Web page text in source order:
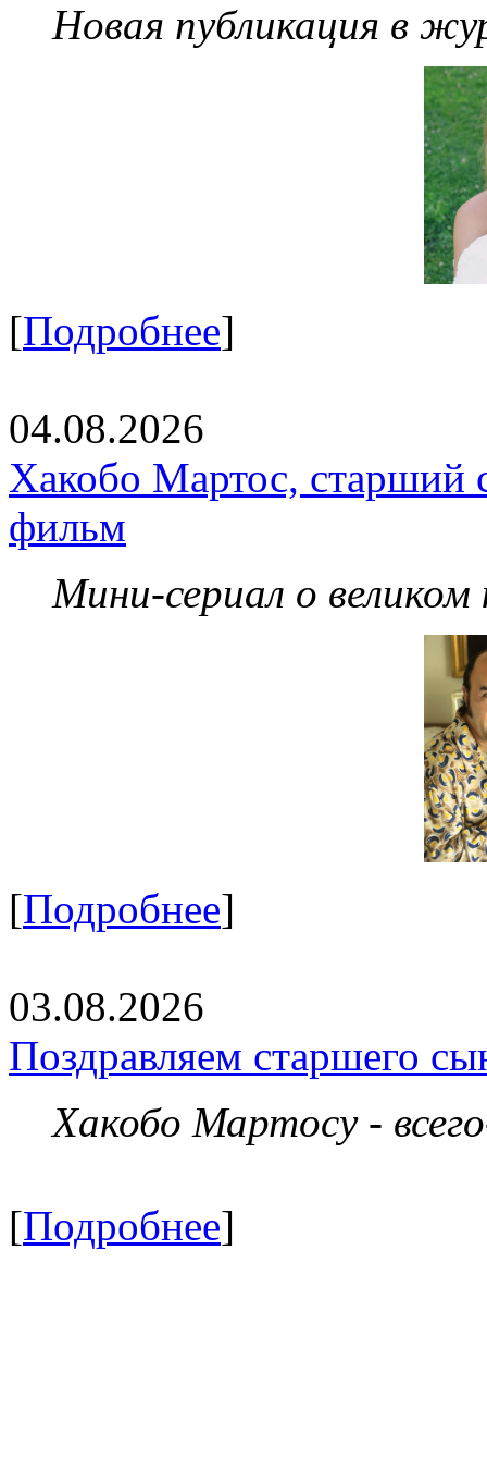
Новая публикация в
[Подробнее]
04.08.2026
Хакобо Мартос, старший
фильм
Мини-сериал о великом
[Подробнее]
03.08.2026
Поздравляем старшего
Хакобо Мартосу -
[Подробнее]